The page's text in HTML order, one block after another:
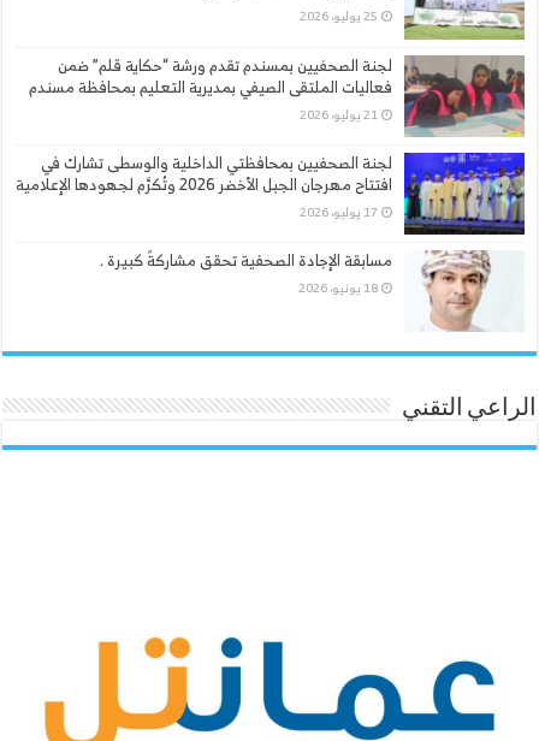
25 يوليو، 2026
لجنة الصحفيين بمسندم تقدم ورشة “حكاية قلم” ضمن
فعاليات الملتقى الصيفي بمديرية التعليم بمحافظة مسندم
21 يوليو، 2026
لجنة الصحفيين بمحافظتي الداخلية والوسطى تشارك في
افتتاح مهرجان الجبل الأخضر 2026 وتُكرَّم لجهودها الإعلامية
17 يوليو، 2026
مسابقة الإجادة الصحفية تحقق مشاركةً كبيرة .
18 يونيو، 2026
الراعي التقني